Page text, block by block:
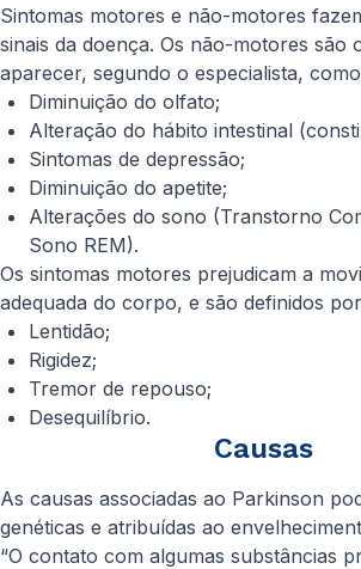
Sintomas motores e não-motores
sinais da doença. Os não-motores são
aparecer, segundo o especialista,
Diminuição do olfato;
Alteração do hábito intestinal
Sintomas de depressão;
Diminuição do apetite;
Alterações do sono (Transtorno
Sono REM).
Os sintomas motores prejudicam a
adequada do corpo, e são definidos
Lentidão;
Rigidez;
Tremor de repouso;
Desequilíbrio.
Causas
As causas associadas ao Parkinson
genéticas e atribuídas ao
“O contato com algumas substâncias